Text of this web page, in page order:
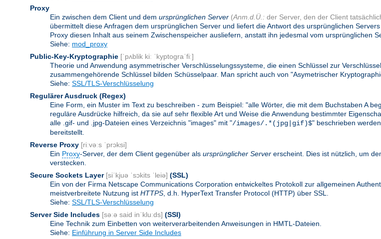
Proxy
Ein zwischen dem Client und dem ursprünglichen Server (Anm.d.Ü.: der Server, den der Client
übermittelt diese Anfragen dem ursprünglichen Server und liefert die Antwort des ursprünglichen
Proxy diesen Inhalt aus seinem Zwischenspeicher ausliefern, anstatt ihn jedesmal vom ursprünglichen
Siehe: mod_proxy
Public-Key-Kryptographie [ˈpʌblik kiː ˈkyptograˈfiː]
Theorie und Anwendung asymmetrischer Verschlüsselungssysteme, die einen Schlüssel zur
zusammengehörende Schlüssel bilden Schüsselpaar. Man spricht auch von "Asymetrischer
Siehe: SSL/TLS-Verschlüsselung
Regulärer Ausdruck (Regex)
Eine Form, ein Muster im Text zu beschreiben - zum Beispiel: "alle Wörter, die mit dem Buchstaben A
reguläre Ausdrücke hilfreich, da sie auf sehr flexible Art und Weise die Anwendung bestimmter
alle .gif- und .jpg-Dateien eines Verzeichnis "images" mit "/images/.*(jpg|gif)$" beschrieben
bereitstellt.
Reverse Proxy [riːvəːs ˈprɔksi]
Ein Proxy-Server, der dem Client gegenüber als ursprünglicher Server erscheint. Dies ist nützlich, um
verstecken.
Secure Sockets Layer [siˈkjuə ˈsɔkits ˈleiə] (SSL)
Ein von der Firma Netscape Communications Corporation entwickeltes Protokoll zur allgemeinen
meistverbreitete Nutzung ist HTTPS , d.h. HyperText Transfer Protocol (HTTP) über SSL.
Siehe: SSL/TLS-Verschlüsselung
Server Side Includes [səːə said inˈkluːds] (SSI)
Eine Technik zum Einbetten von weiterverarbeitenden Anweisungen in HMTL-Dateien.
Siehe: Einführung in Server Side Includes